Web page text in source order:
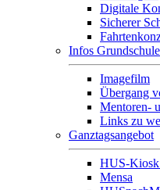
Digitale
Sicherer
Infos
Imagefilm
Übergang
Mentoren-
Links zu
Ganztagsangebot
HUS-Kiosk
Mensa